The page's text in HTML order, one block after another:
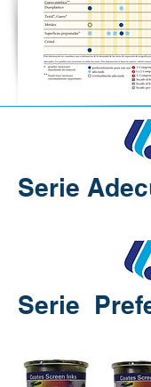
Serie
Serie